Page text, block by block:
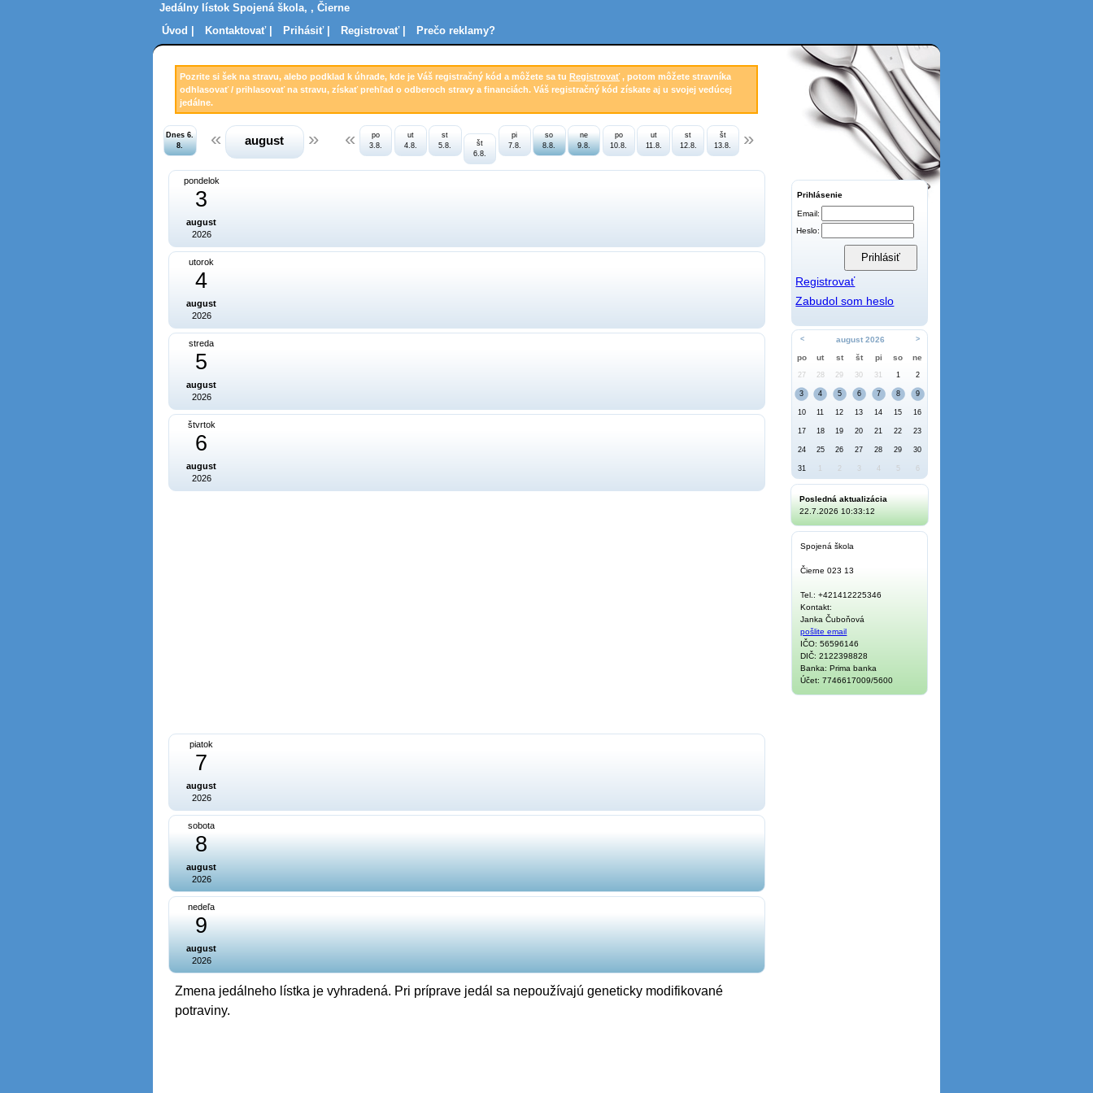
Jedálny lístok Spojená škola, , Čierne
Úvod |
Kontaktovať | Prihásiť | Registrovať | Prečo reklamy?
Pozrite si šek na stravu, alebo podklad k úhrade, kde je Váš registračný kód a môžete sa tu Registrovať, potom môžete stravníka
odhlasovať / prihlasovať na stravu, získať prehľad o odberoch stravy a financiách. Váš registračný kód získate aj u svojej vedúcej
jedálne.
Dnes 6.
8.
august
po
3.8.
ut
4.8.
st
5.8.
št
6.8.
pi
7.8.
so
8.8.
ne
9.8.
po
10.8.
ut
11.8.
st
12.8.
št
13.8.
pondelok
3
august
2026
utorok
4
august
2026
streda
5
august
2026
štvrtok
6
august
2026
piatok
7
august
2026
sobota
8
august
2026
nedeľa
9
august
2026
Zmena jedálneho lístka je vyhradená. Pri príprave jedál sa nepoužívajú geneticky modifikované
potraviny.
Prihlásenie
Email:
Heslo:
Registrovať
Zabudol som heslo
< august 2026 >
po ut st št pi so ne
27 28 29 30 31 1 2
3 4 5 6 7 8 9
10 11 12 13 14 15 16
17 18 19 20 21 22 23
24 25 26 27 28 29 30
31 2 3 4 5 6
Posledná aktualizácia
22.7.2026 10:33:12
Spojená škola
Čierne 023 13
Tel.: +421412225346
Kontakt:
Janka Čuboňová
pošlite email
IČO: 56596146
DIČ: 2122398828
Banka: Prima banka
Účet: 7746617009/5600